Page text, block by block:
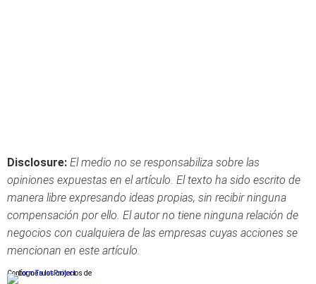
Disclosure: El medio no se responsabiliza sobre las
opiniones expuestas en el artículo. El texto ha sido escrito de
manera libre expresando ideas propias, sin recibir ninguna
compensación por ello. El autor no tiene ninguna relación de
negocios con cualquiera de las empresas cuyas acciones se
mencionan en este artículo.
Conforme a los criterios de